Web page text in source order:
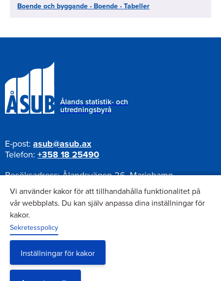
Boende och byggande - Boende - Tabeller
Ålands statistik- och
utredningsbyrå
E-post: asub@asub.ax
Telefon: +358 18 25490
Besöksadress:Ålandsvägen 26, Mariehamn
Postadress:
Pb 1187, AX-22111 Mariehamn
Nyhetsbrev
Anmäl dig till vårt nyhetsbrev
Vi använder kakor för att tillhandahålla funktionalitet på
vår webbplats. Du kan själv anpassa dina inställningar för
kakor.
Sekretesspolicy
Inställningar för kakor